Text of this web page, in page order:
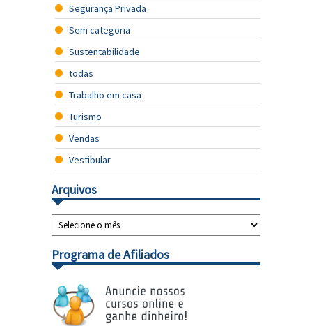
Segurança Privada
Sem categoria
Sustentabilidade
todas
Trabalho em casa
Turismo
Vendas
Vestibular
Arquivos
Programa de Afiliados